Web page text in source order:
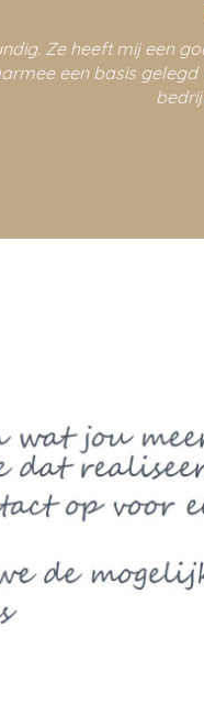
Ze heeft mij een
een basis